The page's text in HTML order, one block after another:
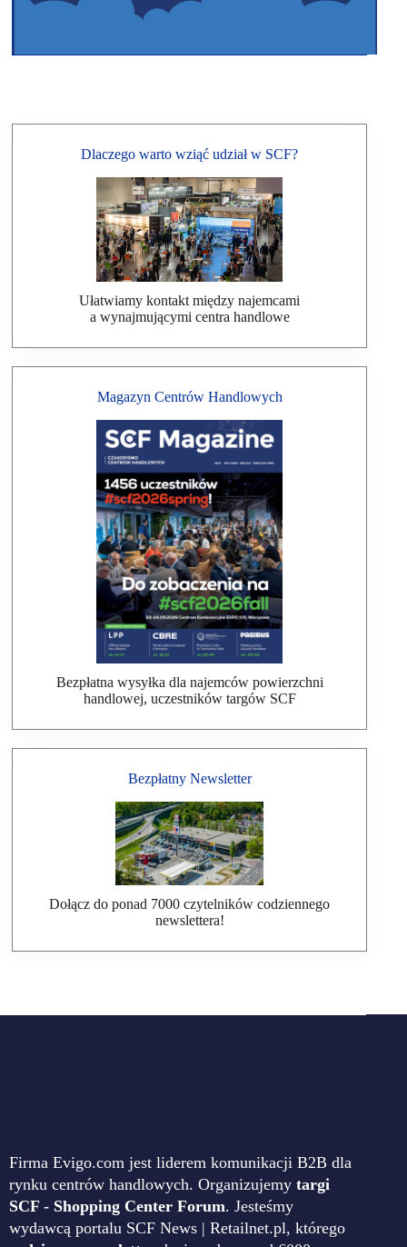
Dlaczego warto wziąć udział w SCF?
Ułatwiamy kontakt między najemcami
a wynajmującymi centra handlowe
Magazyn Centrów Handlowych
Bezpłatna wysyłka dla najemców powierzchni
handlowej, uczestników targów SCF
Bezpłatny Newsletter
Dołącz do ponad 7000 czytelników codziennego
newslettera!
Firma Evigo.com jest liderem komunikacji B2B dla
rynku centrów handlowych. Organizujemy targi
SCF - Shopping Center Forum. Jesteśmy
wydawcą portalu SCF News | Retailnet.pl, którego